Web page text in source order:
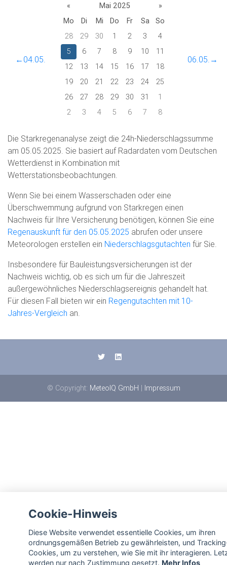
←04.05.
« Mai 2025
»
Mo
Di Mi Do Fr Sa
So
28
29 30 1 2 3
4
5
6 7 8 9 10
11
12
13 14 15 16 17
18
19
20 21 22 23 24
25
26
27 28 29 30 31
1
2
3 4 5 6 7 8
06.05.→
Die Starkregenanalyse zeigt die 24h-Niederschlagssumme
am 05.05.2025. Sie basiert auf Radardaten vom Deutschen
Wetterdienst in Kombination mit
Wetterstationsbeobachtungen.
Wenn Sie bei einem Wasserschaden oder eine
Überschwemmung aufgrund von Starkregen einen
Nachweis für Ihre Versicherung benötigen, können Sie eine
Regenauskunft für den 05.05.2025 abrufen oder unsere
Meteorologen erstellen ein Niederschlagsgutachten für Sie.
Insbesondere für Bauleistungsversicherungen ist der
Nachweis wichtig, ob es sich um für die Jahreszeit
außergewöhnliches Niederschlagsereignis gehandelt hat.
Für diesen Fall bieten wir ein Regengutachten mit 10-
Jahres-Vergleich an.
© Copyright: MeteoIQ GmbH | Impressum
Cookie-Hinweis
Diese Website verwendet essentielle Cookies, um ihren
ordnungsgemäßen Betrieb zu gewährleisten, und
Cookies, um zu verstehen, wie Sie mit ihr interagieren.
werden nur nach Zustimmung gesetzt. Mehr Infos